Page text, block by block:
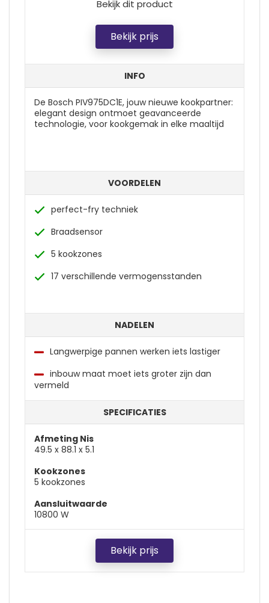
Bekijk dit product
Bekijk prijs
INFO
De Bosch PIV975DC1E, jouw nieuwe kookpartner:
elegant design ontmoet geavanceerde
technologie, voor kookgemak in elke maaltijd
VOORDELEN
perfect-fry techniek
Braadsensor
5 kookzones
17 verschillende vermogensstanden
NADELEN
Langwerpige pannen werken iets lastiger
inbouw maat moet iets groter zijn dan
vermeld
SPECIFICATIES
Afmeting Nis
49.5 x 88.1 x 5.1
Kookzones
5 kookzones
Aansluitwaarde
10800 W
Bekijk prijs